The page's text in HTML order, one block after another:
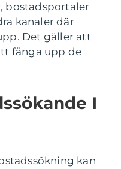
bostadsportaler
kanaler där
Det gäller att
fånga upp de
I
kan